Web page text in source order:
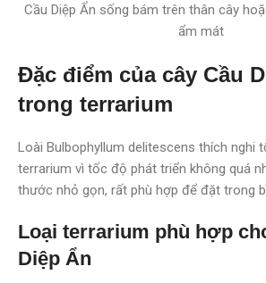
Cầu Diệp Ẩn sống bám trên thân cây
ẩm mát
Đặc điểm của cây Cầu
trong terrarium
Loài Bulbophyllum delitescens thích nghi
terrarium vì tốc độ phát triển không quá
thước nhỏ gọn, rất phù hợp để đặt trong
Loại terrarium phù hợp
Diệp Ẩn